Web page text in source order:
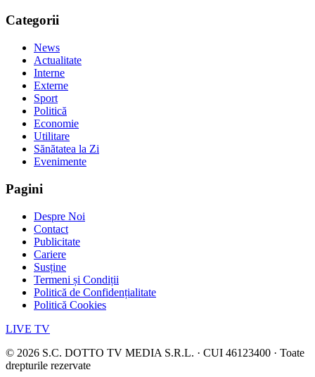
Categorii
News
Actualitate
Interne
Externe
Sport
Politică
Economie
Utilitare
Sănătatea la Zi
Evenimente
Pagini
Despre Noi
Contact
Publicitate
Cariere
Susține
Termeni și Condiții
Politică de Confidențialitate
Politică Cookies
LIVE TV
© 2026 S.C. DOTTO TV MEDIA S.R.L. · CUI 46123400 · Toate
drepturile rezervate